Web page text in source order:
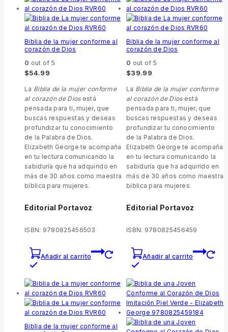
Biblia de la mujer conforme al
corazón de Dios
0 out of 5
$54.99
La Biblia de la mujer conforme
al corazón de Diosestá
pensada para ti, mujer, que
buscas respuestas y deseas
profundizar tu conocimiento
de la Palabra de Dios.
Elizabeth George te acompaña
en tu lectura comunicando la
sabiduría que ha adquirido en
más de 30 años como maestra
bíblica para mujeres.
Editorial Portavoz
ISBN: 9780825456503
Añadir al carrito
Biblia de la mujer conforme al
corazón de Dios
0 out of 5
$39.99
La Biblia de la mujer conforme
al corazón de Diosestá
pensada para ti, mujer, que
buscas respuestas y deseas
profundizar tu conocimiento
de la Palabra de Dios.
Elizabeth George te acompaña
en tu lectura comunicando la
sabiduría que ha adquirido en
más de 30 años como maestra
bíblica para mujeres.
Editorial Portavoz
ISBN: 9780825456459
Añadir al carrito
Biblia de la mujer conforme al